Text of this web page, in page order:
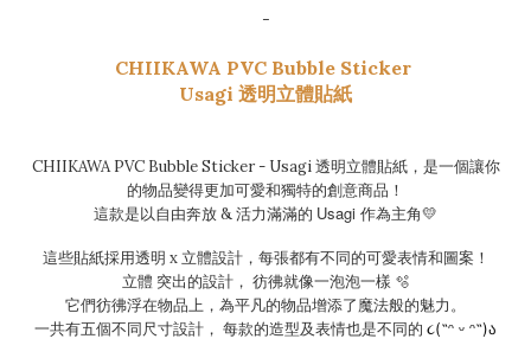
-
CHIIKAWA PVC Bubble Sticker
Usagi 透明立體貼紙
CHIIKAWA PVC Bubble Sticker - Usagi 透明立體貼紙，是一個讓你
的物品變得更加可愛和獨特的創意商品！
這款是以自由奔放 & 活力滿滿的 Usagi 作為主角💛
這些貼紙採用透明 x 立體設計，每張都有不同的可愛表情和圖案！
立體 突出的設計， 彷彿就像一泡泡一樣 🫧
它們彷彿浮在物品上，為平凡的物品增添了魔法般的魅力。
一共有五個不同尺寸設計， 每款的造型及表情也是不同的 ૮(˶ᵔ ᵕ ᵔ˶)ა